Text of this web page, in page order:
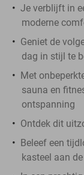
Je verblijft in
moderne
Geniet de
dag in stijl te
Met
sauna en
ontspanning
Ontdek dit
Beleef een
kasteel aan